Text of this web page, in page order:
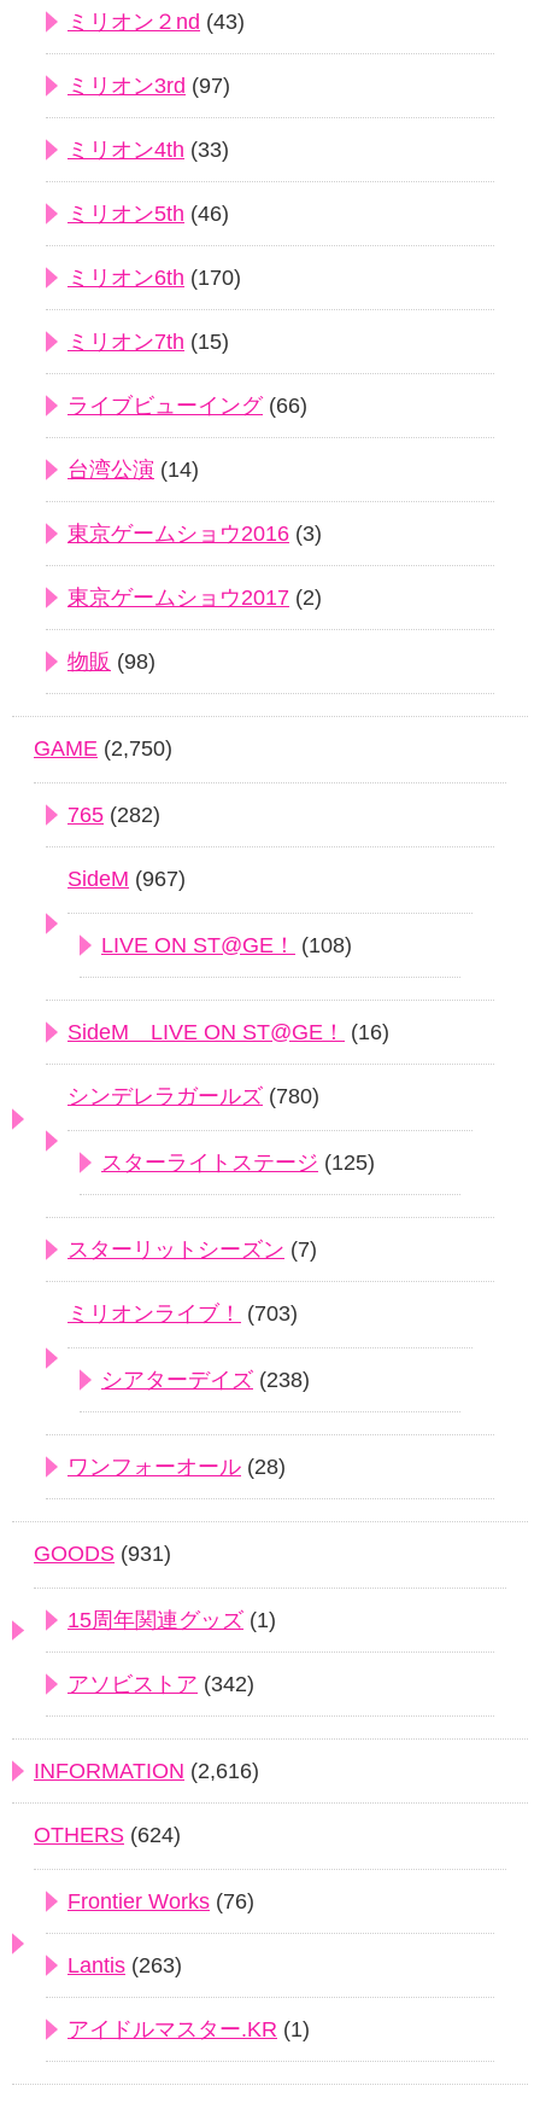
ミリオン２nd (43)
ミリオン3rd (97)
ミリオン4th (33)
ミリオン5th (46)
ミリオン6th (170)
ミリオン7th (15)
ライブビューイング(66)
台湾公演 (14)
東京ゲームショウ2016 (3)
東京ゲームショウ2017 (2)
物販 (98)
GAME (2,750)
765 (282)
SideM (967)
LIVE ON ST@GE！ (108)
SideM LIVE ON ST@GE！ (16)
シンデレラガールズ (780)
スターライトステージ (125)
スターリットシーズン (7)
ミリオンライブ！ (703)
シアターデイズ (238)
ワンフォーオール (28)
GOODS (931)
15周年関連グッズ (1)
アソビストア (342)
INFORMATION (2,616)
OTHERS (624)
Frontier Works (76)
Lantis (263)
アイドルマスター.KR (1)